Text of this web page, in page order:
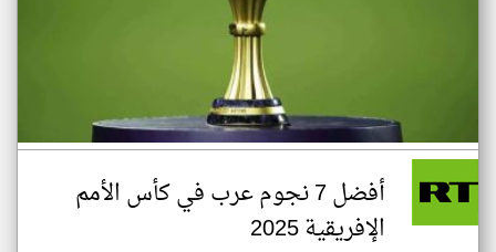
أفضل 7 نجوم عرب في كأس الأمم
الإفريقية 2025